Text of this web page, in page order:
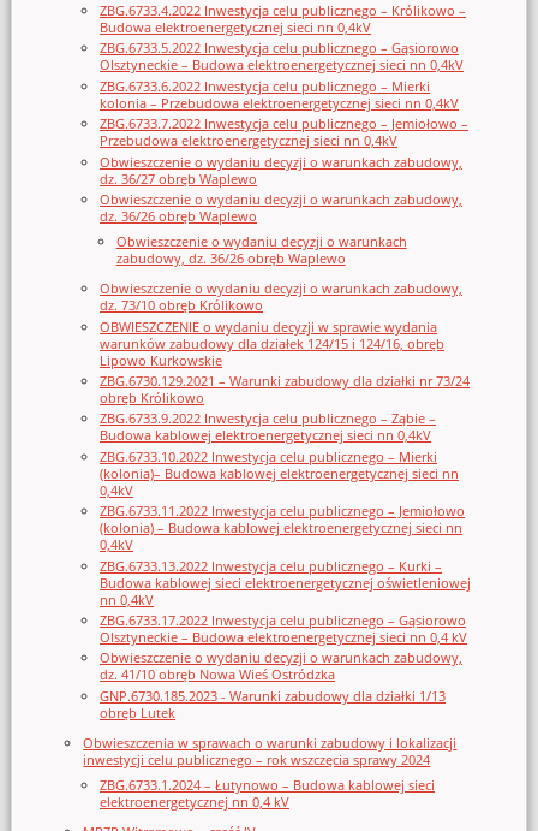
ZBG.6733.4.2022 Inwestycja celu publicznego – Królikowo –
Budowa elektroenergetycznej sieci nn 0,4kV
ZBG.6733.5.2022 Inwestycja celu publicznego – Gąsiorowo
Olsztyneckie – Budowa elektroenergetycznej sieci nn 0,4kV
ZBG.6733.6.2022 Inwestycja celu publicznego – Mierki
kolonia – Przebudowa elektroenergetycznej sieci nn 0,4kV
ZBG.6733.7.2022 Inwestycja celu publicznego – Jemiołowo –
Przebudowa elektroenergetycznej sieci nn 0,4kV
Obwieszczenie o wydaniu decyzji o warunkach zabudowy,
dz. 36/27 obręb Waplewo
Obwieszczenie o wydaniu decyzji o warunkach zabudowy,
dz. 36/26 obręb Waplewo
Obwieszczenie o wydaniu decyzji o warunkach
zabudowy, dz. 36/26 obręb Waplewo
Obwieszczenie o wydaniu decyzji o warunkach zabudowy,
dz. 73/10 obręb Królikowo
OBWIESZCZENIE o wydaniu decyzji w sprawie wydania
warunków zabudowy dla działek 124/15 i 124/16, obręb
Lipowo Kurkowskie
ZBG.6730.129.2021 – Warunki zabudowy dla działki nr 73/24
obręb Królikowo
ZBG.6733.9.2022 Inwestycja celu publicznego – Ząbie –
Budowa kablowej elektroenergetycznej sieci nn 0,4kV
ZBG.6733.10.2022 Inwestycja celu publicznego – Mierki
(kolonia)– Budowa kablowej elektroenergetycznej sieci nn
0,4kV
ZBG.6733.11.2022 Inwestycja celu publicznego – Jemiołowo
(kolonia) – Budowa kablowej elektroenergetycznej sieci nn
0,4kV
ZBG.6733.13.2022 Inwestycja celu publicznego – Kurki –
Budowa kablowej sieci elektroenergetycznej oświetleniowej
nn 0,4kV
ZBG.6733.17.2022 Inwestycja celu publicznego – Gąsiorowo
Olsztyneckie – Budowa elektroenergetycznej sieci nn 0,4 kV
Obwieszczenie o wydaniu decyzji o warunkach zabudowy,
dz. 41/10 obręb Nowa Wieś Ostródzka
GNP.6730.185.2023 - Warunki zabudowy dla działki 1/13
obręb Lutek
Obwieszczenia w sprawach o warunki zabudowy i lokalizacji
inwestycji celu publicznego – rok wszczęcia sprawy 2024
ZBG.6733.1.2024 – Łutynowo – Budowa kablowej sieci
elektroenergetycznej nn 0,4 kV